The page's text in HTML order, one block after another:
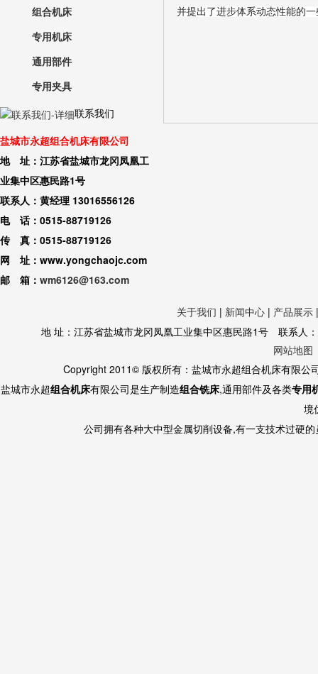
组合机床
专用机床
通用部件
专用夹具
联系我们
盐城市永超组合机床有限公司
地 址：江苏省盐城市龙冈凤凰工
业集中区惠民路1号
联系人：黄经理 13016556126
电 话：0515-88719126
传 真：0515-88719126
网 址：www.yongchaojc.com
邮 箱： wm6126@163.com
并提出了进步体系动态性能的
关于我们 | 新闻中心 | 产品展示
地 址：江苏省盐城市龙冈凤凰工业集中区惠民路1号 联系
网站地图
Copyright 2011© 版权所有：盐城市永超组合机床有限
盐城市永超组合机床有限公司是生产制造组合铣床,通用部件及各类专用
境
公司拥有各种大中型金属切削设备,有一支技术过硬